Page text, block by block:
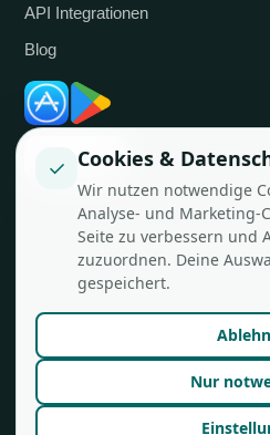
API Integrationen
Blog
✓ Cookies &
Wir nutzen notwendige
Analyse- und Marketing-
Seite zu verbessern und
zuzuordnen. Deine
gespeichert.
Nur